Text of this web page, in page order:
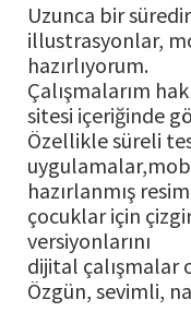
Uzunca bir
illustrasyonlar,
hazırlıyorum.
Çalışmalarım
sitesi içeriğinde
Özellikle süreli
hazırlanmış
çocuklar için
versiyonlarını
dijital çalışmalar
Özgün, sevimli,